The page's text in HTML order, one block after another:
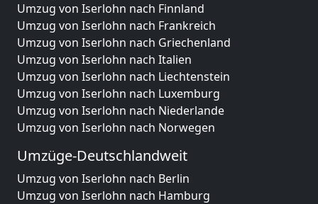
Umzug von Iserlohn nach Finnland
Umzug von Iserlohn nach Frankreich
Umzug von Iserlohn nach Griechenland
Umzug von Iserlohn nach Italien
Umzug von Iserlohn nach Liechtenstein
Umzug von Iserlohn nach Luxemburg
Umzug von Iserlohn nach Niederlande
Umzug von Iserlohn nach Norwegen
Umzüge-Deutschlandweit
Umzug von Iserlohn nach Berlin
Umzug von Iserlohn nach Hamburg